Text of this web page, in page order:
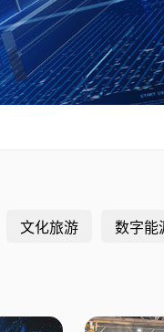
文化旅游 数字能